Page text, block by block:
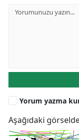
Yorum yazma
Aşağıdaki